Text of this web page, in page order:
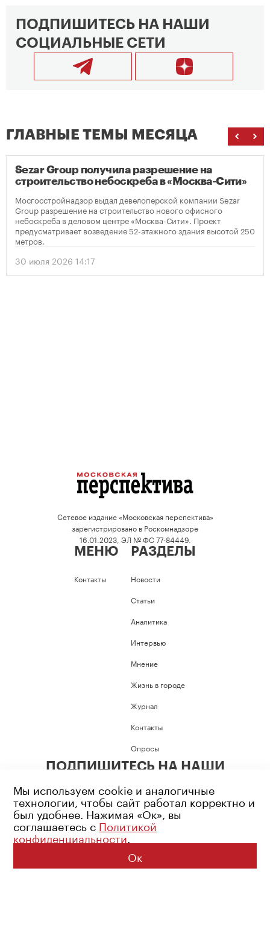
ПОДПИШИТЕСЬ НА НАШИ
СОЦИАЛЬНЫЕ СЕТИ
ГЛАВНЫЕ ТЕМЫ МЕСЯЦА
Sezar Group получила разрешение на
строительство небоскреба в «Москва-Сити»
Мосгосстройнадзор выдал девелоперской компании Sezar
Group разрешение на строительство нового офисного
небоскреба в деловом центре «Москва-Сити». Проект
предусматривает возведение 52-этажного здания высотой 250
метров.
30 июля 2026 14:17
Сетевое издание «Московская перспектива»
зарегистрировано в Роскомнадзоре
16.01.2023, ЭЛ № ФС 77-84449.
МЕНЮ
Контакты
РАЗДЕЛЫ
Новости
Статьи
Аналитика
Интервью
Мнение
Жизнь в городе
Журнал
Контакты
Опросы
ПОДПИШИТЕСЬ НА НАШИ
Возрастное ограничение: 16+
Политика конфиденциальности
© 2026 Все права защищены
Мы используем cookie и аналогичные
технологии, чтобы сайт работал корректно и
был удобнее. Нажимая «Ок», вы
соглашаетесь с Политикой
конфиденциальности.
Ок